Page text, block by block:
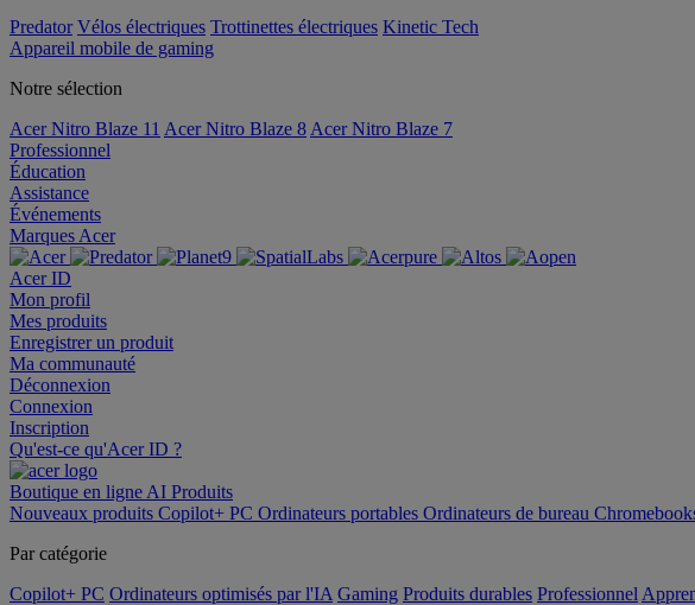
Predator Vélos électriques Trottinettes électriques Kinetic Tech
Appareil mobile de gaming
Notre sélection
Acer Nitro Blaze 11 Acer Nitro Blaze 8 Acer Nitro Blaze 7
Professionnel
Éducation
Assistance
Événements
Marques Acer
Acer ID
Mon profil
Mes produits
Enregistrer un produit
Ma communauté
Déconnexion
Connexion
Inscription
Qu'est-ce qu'Acer ID ?
Boutique en ligne AI Produits
Nouveaux produits Copilot+ PC Ordinateurs portables Ordinateurs de bureau
Par catégorie
Copilot+ PC Ordinateurs optimisés par l'IA Gaming Produits durables Professionnel